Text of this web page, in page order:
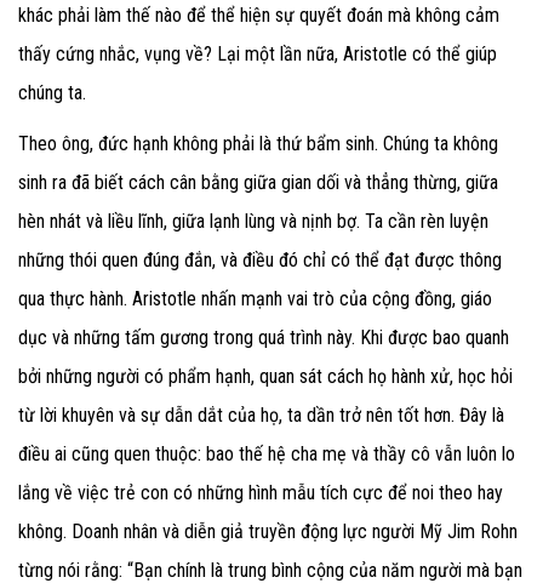
khác phải làm thế nào để thể hiện sự quyết đoán mà không cảm
thấy cứng nhắc, vụng về? Lại một lần nữa, Aristotle có thể giúp
chúng ta.
Theo ông, đức hạnh không phải là thứ bẩm sinh. Chúng ta không
sinh ra đã biết cách cân bằng giữa gian dối và thẳng thừng, giữa
hèn nhát và liều lĩnh, giữa lạnh lùng và nịnh bợ. Ta cần rèn luyện
những thói quen đúng đắn, và điều đó chỉ có thể đạt được thông
qua thực hành. Aristotle nhấn mạnh vai trò của cộng đồng, giáo
dục và những tấm gương trong quá trình này. Khi được bao quanh
bởi những người có phẩm hạnh, quan sát cách họ hành xử, học hỏi
từ lời khuyên và sự dẫn dắt của họ, ta dần trở nên tốt hơn. Đây là
điều ai cũng quen thuộc: bao thế hệ cha mẹ và thầy cô vẫn luôn lo
lắng về việc trẻ con có những hình mẫu tích cực để noi theo hay
không. Doanh nhân và diễn giả truyền động lực người Mỹ Jim Rohn
từng nói rằng: “Bạn chính là trung bình cộng của năm người mà bạn